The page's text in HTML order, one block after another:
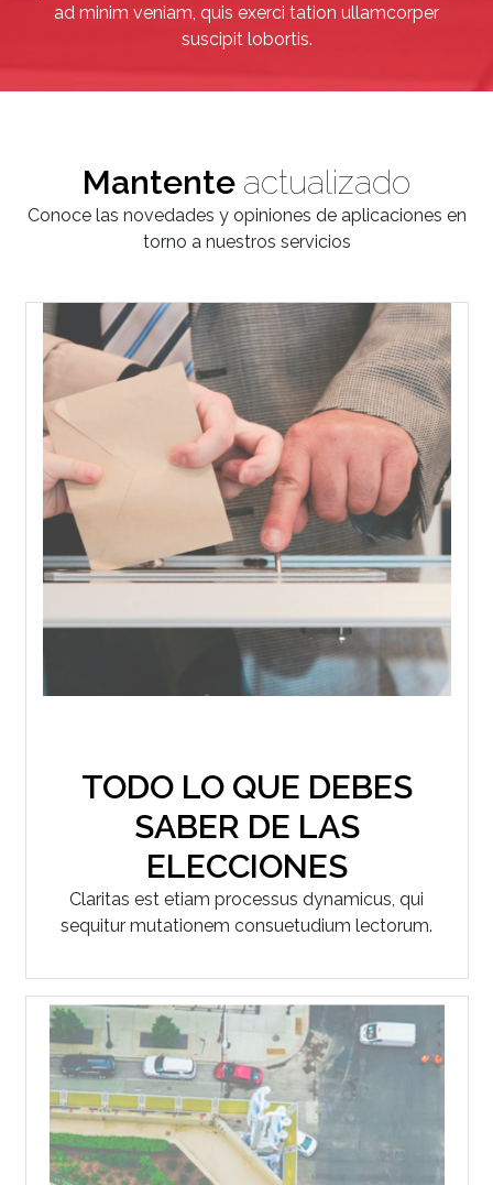
ad minim veniam, quis exerci tation ullamcorper
suscipit lobortis.
Mantente actualizado
Conoce las novedades y opiniones de aplicaciones en
torno a nuestros servicios
TODO LO QUE DEBES
SABER DE LAS
ELECCIONES
Claritas est etiam processus dynamicus, qui
sequitur mutationem consuetudium lectorum.